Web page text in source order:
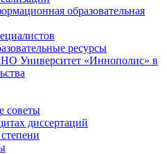
образовательная
ресурсы
Университет «Иннополис» в
советы
диссертаций